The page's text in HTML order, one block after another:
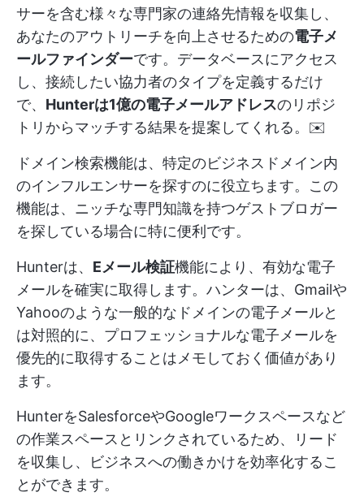
サーを含む様々な専門家の連絡先情報を収集し、
あなたのアウトリーチを向上させるための電子メ
ールファインダーです。データベースにアクセス
し、接続したい協力者のタイプを定義するだけ
で、 Hunterは1億の電子メールアドレスのリポジ
トリからマッチする結果を提案してくれる。✉️
ドメイン検索機能は、特定のビジネスドメイン内
のインフルエンサーを探すのに役立ちます。この
機能は、ニッチな専門知識を持つゲストブロガー
を探している場合に特に便利です。
Hunterは、 Eメール検証機能により、有効な電子
メールを確実に取得します。ハンターは、Gmailや
Yahooのような一般的なドメインの電子メールと
は対照的に、プロフェッショナルな電子メールを
優先的に取得することはメモしておく価値があり
ます。
HunterをSalesforceやGoogleワークスペースなど
の作業スペースとリンクされているため、リード
を収集し、ビジネスへの働きかけを効率化するこ
とができます。